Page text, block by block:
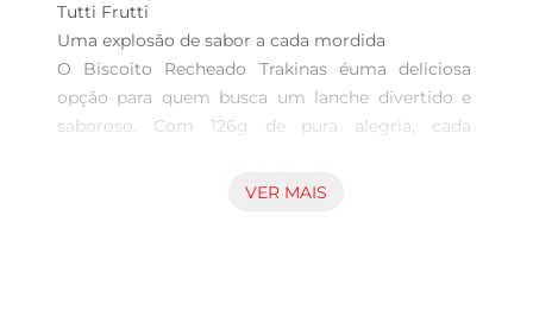
Tutti Frutti
Uma explosão de sabor a cada mordida
O Biscoito Recheado Trakinas éuma deliciosa
opção para quem busca um lanche divertido e
saboroso. Com 126g de pura alegria, cada
bubble gum e tutti frutti, proporcionando uma
VER MAIS